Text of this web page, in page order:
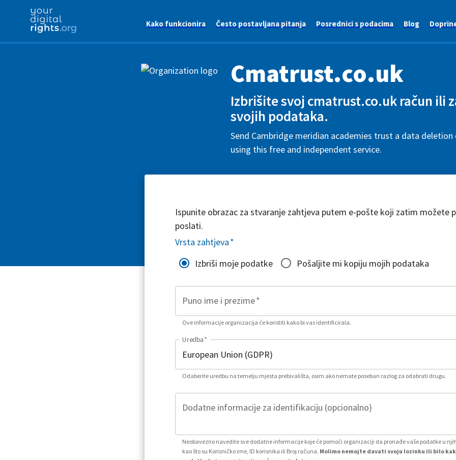
Kako funkcionira Često postavljana pitanja Posrednici s podacima Blog
Cmatrust.co.uk
Izbrišite svoj cmatrust.co.uk račun ili
svojih podataka.
Send Cambridge meridian academies trust a data deletion
using this free and independent service.
Ispunite obrazac za stvaranje zahtjeva putem e-pošte koji zatim možete
poslati.
Vrsta zahtjeva*
Izbriši moje podatke
Pošaljite mi kopiju mojih podataka
Puno ime i prezime*
Ove informacije organizacija će koristiti kako bi vas identificirala.
Uredba*
Odaberite uredbu na temelju mjesta prebivališta, osim ako nemate poseban razlog za odabrati drugu.
Dodatne informacije za identifikaciju (opcionalno)
Neobavezno navedite sve dodatne informacije koje će pomoći organizaciji da pronađe vaše podatke u
kao što su Korisničko ime, ID korisnika ili Broj računa. Molimo nemojte davati svoju lozinku ili bilo